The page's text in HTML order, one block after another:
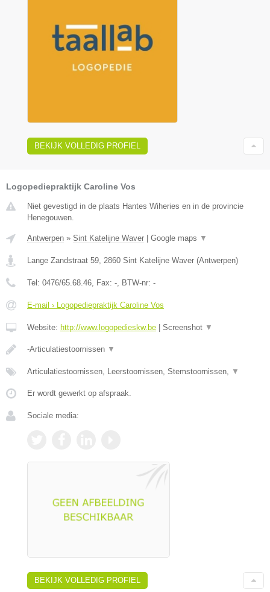
BEKIJK VOLLEDIG PROFIEL
Logopediepraktijk Caroline Vos
Niet gevestigd in de plaats Hantes Wiheries en in de provincie
Henegouwen.
Antwerpen » Sint Katelijne Waver Google maps ▼
Lange Zandstraat 59, 2860 Sint Katelijne Waver (Antwerpen)
Tel: 0476/65.68.46, Fax: -, BTW-nr: -
E-mail › Logopediepraktijk Caroline Vos
Website: http://www.logopedieskw.be Screenshot ▼
-Articulatiestoornissen ▼
Articulatiestoornissen, Leerstoornissen, Stemstoornissen, ▼
Er wordt gewerkt op afspraak.
Sociale media:
BEKIJK VOLLEDIG PROFIEL